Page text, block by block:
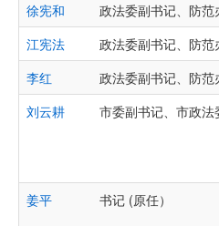
徐宪和
政法委副书记、防范
江宪法
政法委副书记、防
李红
政法委副书记、防范
刘云耕
市委副书记、市政
姜平 书记 (原任）